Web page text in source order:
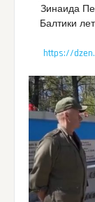
Зинаида
Балтики
https://